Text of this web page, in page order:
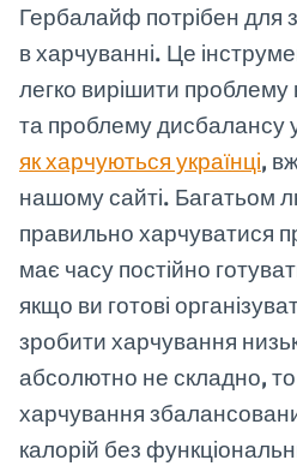
Гербалайф потрібен для
в харчуванні. Це
легко вирішити проблему
та проблему дисбалансу
як харчуються українці,
нашому сайті. Багатьом
правильно харчуватися
має часу постійно
якщо ви готові
зробити харчування
абсолютно не складно,
харчування
калорій без